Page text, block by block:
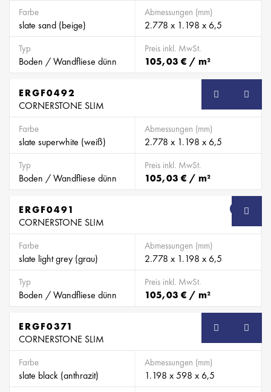
Farbe
slate sand (beige)
Abmessungen (mm)
2.778 x 1.198 x 6,5
Typ
Boden / Wandfliese dünn
Preis inkl. MwSt.
105,03 € / m²
SB
ERGF0492
CORNERSTONE SLIM
Farbe
slate superwhite (weiß)
Abmessungen (mm)
2.778 x 1.198 x 6,5
Typ
Boden / Wandfliese dünn
Preis inkl. MwSt.
105,03 € / m²
SB
ERGF0491
CORNERSTONE SLIM
Farbe
slate light grey (grau)
Abmessungen (mm)
2.778 x 1.198 x 6,5
Typ
Boden / Wandfliese dünn
Preis inkl. MwSt.
105,03 € / m²
SB
ERGF0371
CORNERSTONE SLIM
Farbe
slate black (anthrazit)
Abmessungen (mm)
1.198 x 598 x 6,5